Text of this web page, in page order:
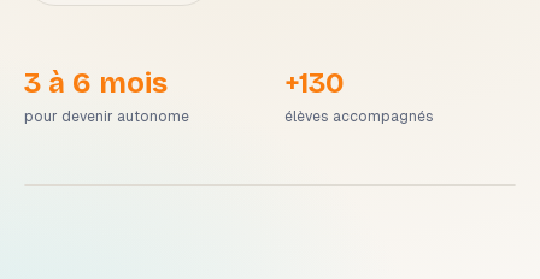
3 à 6 mois
pour devenir autonome
+130
élèves accompagnés